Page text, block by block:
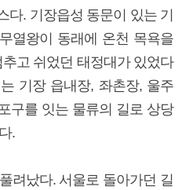
다. 기장읍성 동문이 있는 기
열왕이 동래에 온천 목욕을
고 쉬었던 태정대가 있었다
기장 읍내장, 좌촌장, 울주
구를 잇는 물류의 길로 상당
.
려났다. 서울로 돌아가던 길